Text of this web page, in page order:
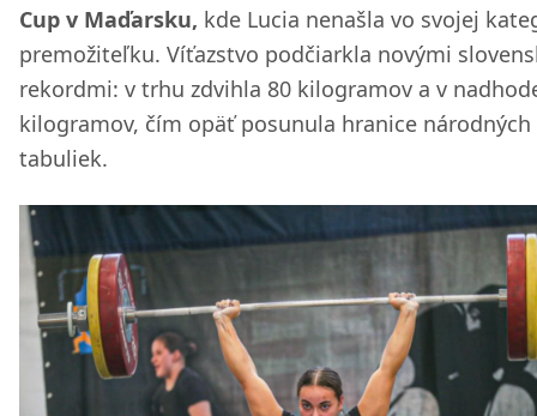
Cup v Maďarsku, kde Lucia nenašla vo svojej
premožiteľku. Víťazstvo podčiarkla novými
rekordmi: v trhu zdvihla 80 kilogramov a v
kilogramov, čím opäť posunula hranice národných
tabuliek.